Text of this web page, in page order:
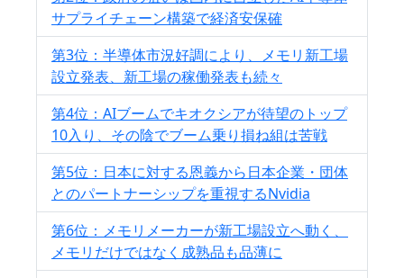
サプライチェーン構築で経済安保確
第3位：半導体市況好調により、メモリ新工場
設立発表、新工場の稼働発表も続々
第4位：AIブームでキオクシアが待望のトップ
10入り、その陰でブーム乗り損ね組は苦戦
第5位：日本に対する恩義から日本企業・団体
とのパートナーシップを重視するNvidia
第6位：メモリメーカーが新工場設立へ動く、
メモリだけではなく成熟品も品薄に